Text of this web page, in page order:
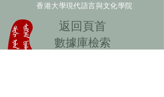
香港大學現代語言與文化學院
​返回頁首
數據庫檢索